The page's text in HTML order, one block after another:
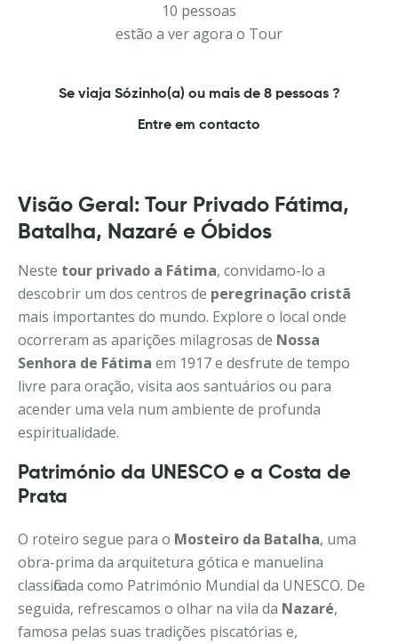
10 pessoas
estão a ver agora o Tour
Se viaja Sózinho(a) ou mais de 8 pessoas ?
Entre em contacto
Visão Geral: Tour Privado Fátima,
Batalha, Nazaré e Óbidos
Neste tour privado a Fátima, convidamo-lo a
descobrir um dos centros de peregrinação cristã
mais importantes do mundo. Explore o local onde
ocorreram as aparições milagrosas de Nossa
Senhora de Fátima em 1917 e desfrute de tempo
livre para oração, visita aos santuários ou para
acender uma vela num ambiente de profunda
espiritualidade.
Património da UNESCO e a Costa de
Prata
O roteiro segue para o Mosteiro da Batalha, uma
obra-prima da arquitetura gótica e manuelina
classificada como Património Mundial da UNESCO. De
seguida, refrescamos o olhar na vila da Nazaré,
famosa pelas suas tradições piscatórias e,